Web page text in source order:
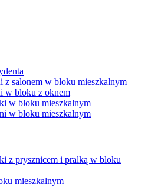
z salonem w bloku mieszkalnym
w bloku z oknem
w bloku mieszkalnym
w bloku mieszkalnym
z prysznicem i pralką w bloku
mieszkalnym